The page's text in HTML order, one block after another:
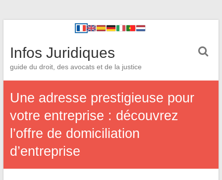
Infos Juridiques
guide du droit, des avocats et de la justice
Une adresse prestigieuse pour
votre entreprise : découvrez
l’offre de domiciliation
d’entreprise